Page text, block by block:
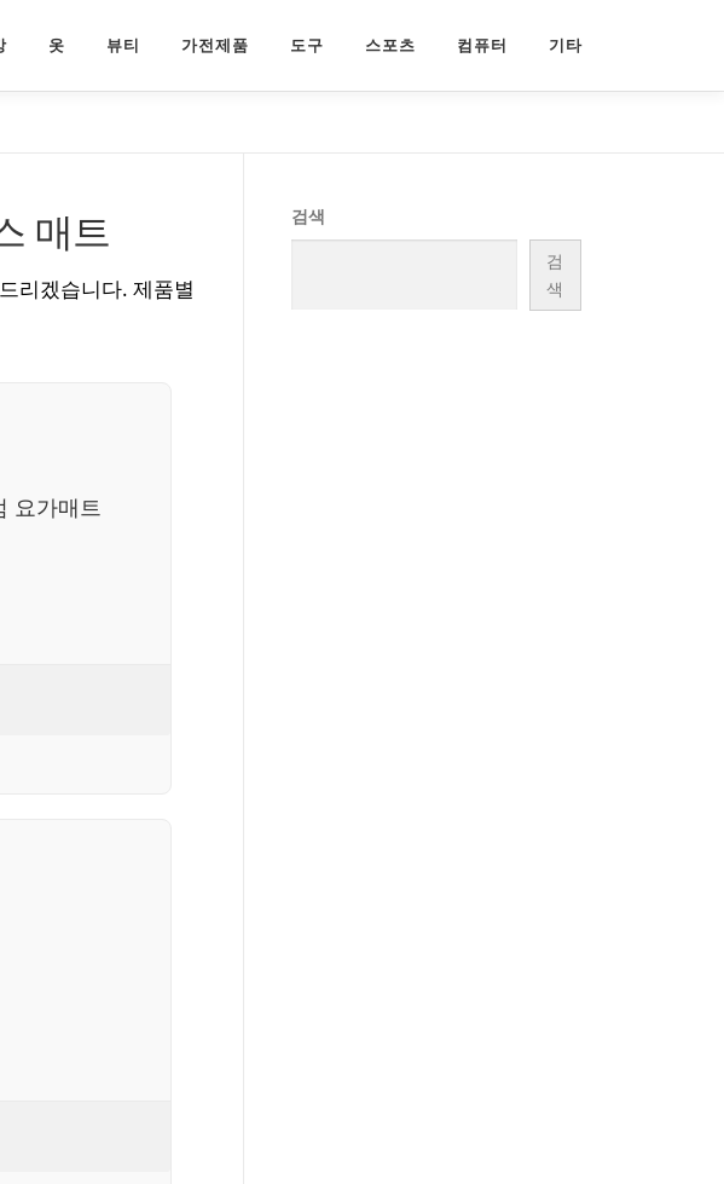
옷 뷰티 가전제품 도구 스포츠 컴퓨터 기타
매트
리겠습니다. 제품별
요가매트
검색
검
색